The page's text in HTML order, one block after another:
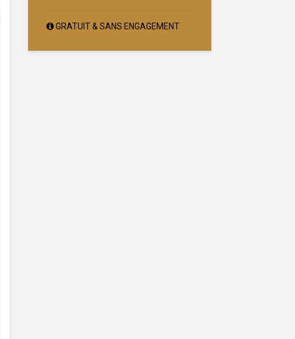
GRATUIT & SANS ENGAGEMENT